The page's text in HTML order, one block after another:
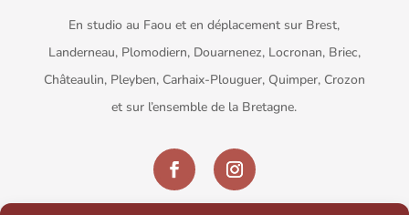
En studio au Faou et en déplacement sur Brest,
Landerneau, Plomodiern, Douarnenez, Locronan, Briec,
Châteaulin, Pleyben, Carhaix-Plouguer, Quimper, Crozon
et sur l’ensemble de la Bretagne.